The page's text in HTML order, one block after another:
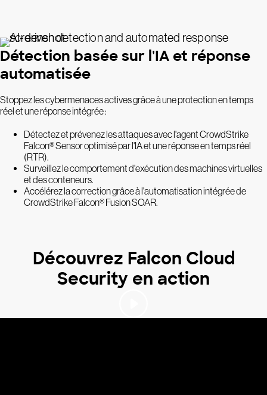
Détection basée sur l'IA et réponse
automatisée
Stoppez les cybermenaces actives grâce à une protection en temps
réel et une réponse intégrée :
Détectez et prévenez les attaques avec l'agent CrowdStrike
Falcon® Sensor optimisé par l'IA et une réponse en temps réel
(RTR).
Surveillez le comportement d'exécution des machines virtuelles
et des conteneurs.
Accélérez la correction grâce à l'automatisation intégrée de
CrowdStrike Falcon® Fusion SOAR.
Découvrez Falcon Cloud
Security en action